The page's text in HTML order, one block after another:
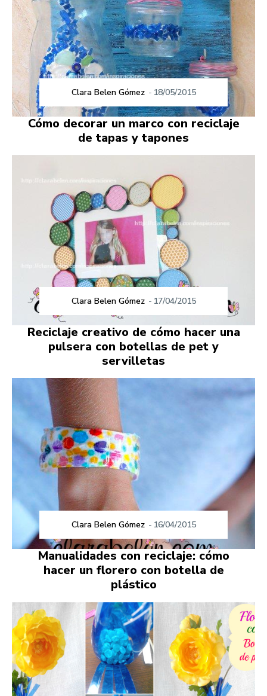
Clara Belen Gómez - 18/05/2015
Cómo decorar un marco con reciclaje
de tapas y tapones
Clara Belen Gómez - 17/04/2015
Reciclaje creativo de cómo hacer una
pulsera con botellas de pet y
servilletas
Clara Belen Gómez - 16/04/2015
Manualidades con reciclaje: cómo
hacer un florero con botella de
plástico